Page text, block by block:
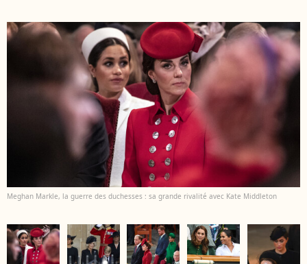
Meghan Markle, la guerre des duchesses : sa grande rivalité avec Kate Middleton